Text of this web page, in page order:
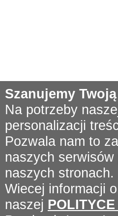
Szanujemy
Na potrzeby
personalizacji
Pozwala nam to
naszych
naszych stronach.
Wiecej informacji
naszej